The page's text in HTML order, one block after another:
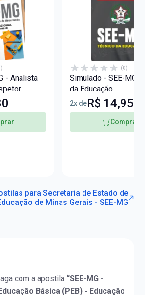
- Analista
(0)
Simulado - SEE-MG -
da Educação
2x deR$ 14,95
Comprar
para Secretaria de Estado de
de Minas Gerais - SEE-MG
com a apostila “SEE-MG -
Básica (PEB) - Educação